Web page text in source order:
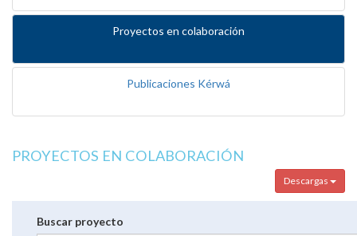
Proyectos en colaboración
Publicaciones Kérwá
PROYECTOS EN COLABORACIÓN
Descargas
Buscar proyecto